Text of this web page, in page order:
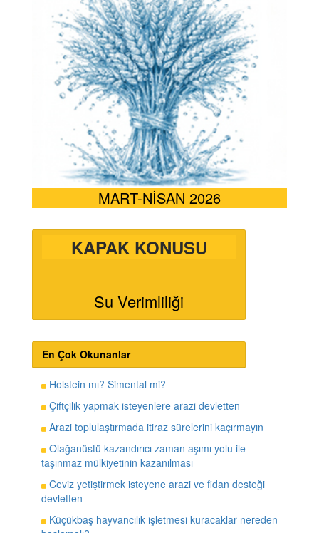
MART-NİSAN 2026
KAPAK KONUSU
Su Verimliliği
En Çok Okunanlar
Holstein mı? Simental mi?
Çiftçilik yapmak isteyenlere arazi devletten
Arazi toplulaştırmada itiraz sürelerini kaçırmayın
Olağanüstü kazandırıcı zaman aşımı yolu ile
taşınmaz mülkiyetinin kazanılması
Ceviz yetiştirmek isteyene arazi ve fidan desteği
devletten
Küçükbaş hayvancılık işletmesi kuracaklar nereden